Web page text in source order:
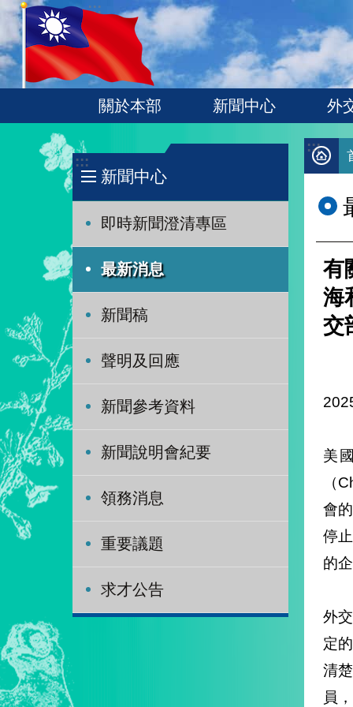
跳到主要內容區塊
:::
關於本部 新聞中心 外
:::
新聞中心
即時新聞澄清專區
最新消息
新聞稿
聲明及回應
新聞參考資料
新聞說明會紀要
領務消息
重要議題
求才公告
:::
有
海
交
美
（
會
停
的
外
定
清
員